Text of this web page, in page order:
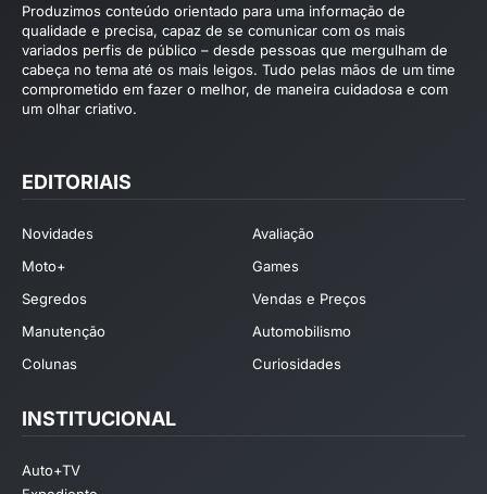
Produzimos conteúdo orientado para uma informação de
qualidade e precisa, capaz de se comunicar com os mais
variados perfis de público – desde pessoas que mergulham de
cabeça no tema até os mais leigos. Tudo pelas mãos de um time
comprometido em fazer o melhor, de maneira cuidadosa e com
um olhar criativo.
EDITORIAIS
Novidades
Avaliação
Moto+
Games
Segredos
Vendas e Preços
Manutenção
Automobilismo
Colunas
Curiosidades
INSTITUCIONAL
Auto+TV